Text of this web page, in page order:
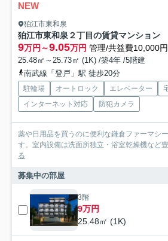
NEW
狛江市東和泉
狛江市東和泉２丁目の賃貸マンション
9万円～9.05万円 管理/共益費10,000円
25.48㎡～25.73㎡ (1K) /築4年 /5階建
南武線「登戸」駅 徒歩20分
駐輪場 オートロック エレベーター
インターネット対応
防犯カメラ
薬や日用品を買うのに便利な鎌倉ファーマシ
す。室内設備は洗面所独立・浴室乾燥機など
る
募集中の部屋
3階
9万円
25.48㎡ (1K)